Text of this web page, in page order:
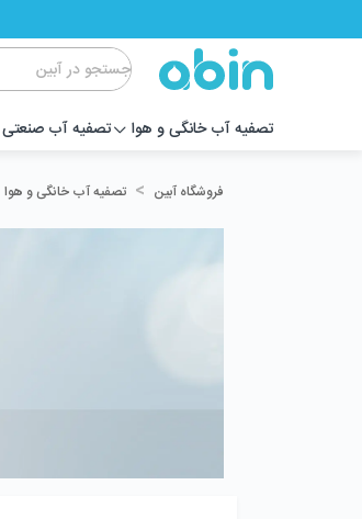
تصفیه آب خانگی و هوا تصفیه آب صنعتی
فروشگاه آبین > تصفیه آب خانگی و هوا